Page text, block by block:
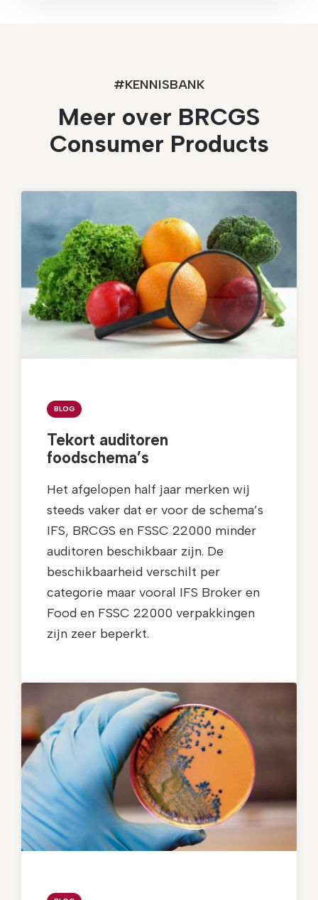
#KENNISBANK
Meer over BRCGS
Consumer Products
BLOG
Tekort auditoren
foodschema’s
Het afgelopen half jaar merken wij
steeds vaker dat er voor de schema’s
IFS, BRCGS en FSSC 22000 minder
auditoren beschikbaar zijn. De
beschikbaarheid verschilt per
categorie maar vooral IFS Broker en
Food en FSSC 22000 verpakkingen
zijn zeer beperkt.